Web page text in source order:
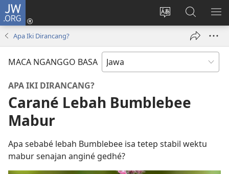
JW.ORG
Ganti
Mlebu
(opens
Golèk
JW.ORG
Apa Iki Dirancang?
MACA NGANGGO BASA
APA IKI DIRANCANG?
Carané Lebah Bumblebee
Mabur
Apa sebabé lebah Bumblebee isa tetep stabil wektu
mabur senajan anginé gedhé?